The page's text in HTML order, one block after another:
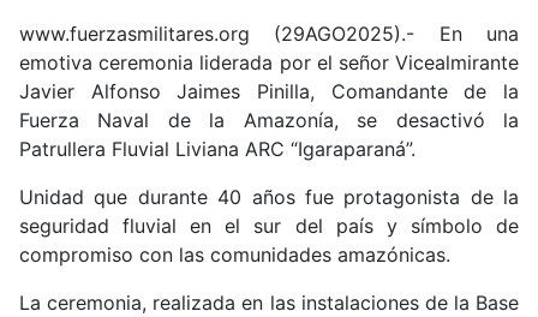
www.fuerzasmilitares.org (29AGO2025).- En una
emotiva ceremonia liderada por el señor Vicealmirante
Javier Alfonso Jaimes Pinilla, Comandante de la
Fuerza Naval de la Amazonía, se desactivó la
Patrullera Fluvial Liviana ARC “Igaraparaná”.
Unidad que durante 40 años fue protagonista de la
seguridad fluvial en el sur del país y símbolo de
compromiso con las comunidades amazónicas.
La ceremonia, realizada en las instalaciones de la Base